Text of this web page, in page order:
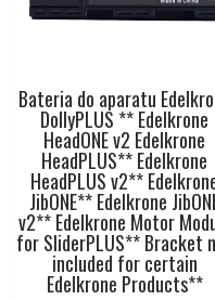
Bateria do aparatu
DollyPLUS ** Edelkrone
HeadONE v2 Edelkrone
HeadPLUS** Edelkrone
HeadPLUS v2**
JibONE** Edelkrone
v2** Edelkrone Motor
for SliderPLUS** Bracket
included for certain
Edelkrone Products**